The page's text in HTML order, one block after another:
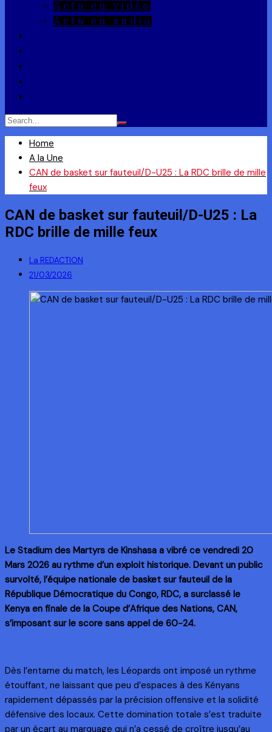
Actu en vidéo
Actu en audio
Home
A la Une
CAN de basket sur fauteuil/D-U25 : La RDC brille de mille
feux
CAN de basket sur fauteuil/D-U25 : La
RDC brille de mille feux
La REDACTION
21/03/2026
Le Stadium des Martyrs de Kinshasa a vibré ce vendredi 20
Mars 2026 au rythme d’un exploit historique. Devant un public
survolté, l’équipe nationale de basket sur fauteuil de la
République Démocratique du Congo, RDC, a surclassé le
Kenya en finale de la Coupe d’Afrique des Nations, CAN,
s’imposant sur le score sans appel de 60-24.
Dès l’entame du match, les Léopards ont imposé un rythme
étouffant, ne laissant que peu d’espaces à des Kényans
rapidement dépassés par la précision offensive et la solidité
défensive des locaux. Cette domination totale s’est traduite
par un écart au marquage qui n’a cessé de croître jusqu’au